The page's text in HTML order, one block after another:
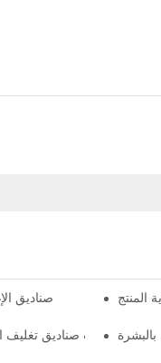
صناديق المنتج
تصميمات صناديق تغليف